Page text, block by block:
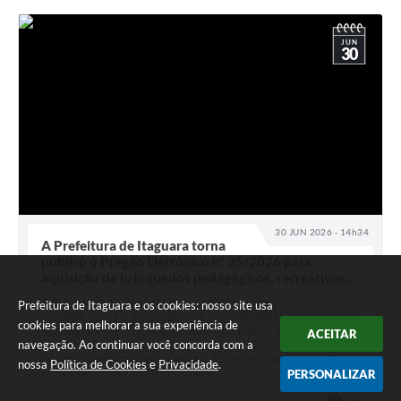
Prefeitura de Itaguara e os cookies: nosso site usa
cookies para melhorar a sua experiência de
navegação. Ao continuar você concorda com a
nossa Política de Cookies e Privacidade.
ACEITAR
PERSONALIZAR
30 JUN 2026 - 14h34
JUN
30
A Prefeitura de Itaguara torna
A Prefeitura de Itaguara torna público o Pregão Eletrônico nº
35/2026 para aquisição de brinquedos pedagógicos,
recreativos e equipamentos lúdicos, destinados ao
fortalecimento das ações voltadas à educação e ao
desenvolvimento das crianças do município. A sessão de
lances será realizada no dia 09 de...